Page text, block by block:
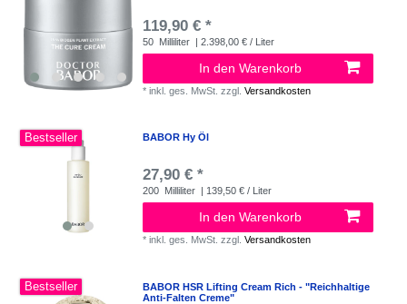
119,90 € *
50 Milliliter | 2.398,00 € / Liter
In den Warenkorb
*inkl. ges. MwSt. zzgl.Versandkosten
Bestseller BABOR Hy Öl
27,90 € *
200 Milliliter | 139,50 € / Liter
In den Warenkorb
*inkl. ges. MwSt. zzgl.Versandkosten
Bestseller
BABOR HSR Lifting Cream Rich - "Reichhaltige
Anti-Falten Creme"